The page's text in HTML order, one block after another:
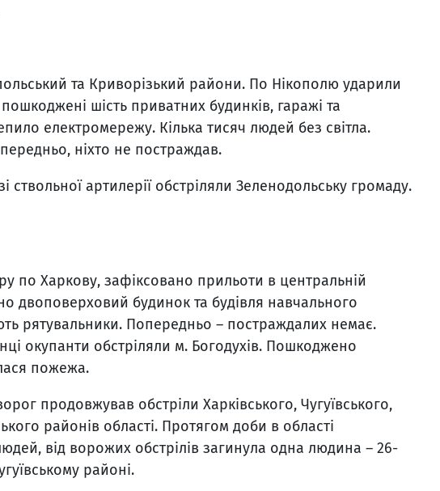
та Криворізький райони. По Нікополю ударили
шість приватних будинків, гаражі та
електромережу. Кілька тисяч людей без світла.
ніхто не постраждав.
ствольної артилерії обстріляли Зеленодольську громаду.
по Харкову, зафіксовано прильоти в центральній
двоповерховий будинок та будівля навчального
рятувальники. Попередньо – постраждалих немає.
окупанти обстріляли м. Богодухів. Пошкоджено
пожежа.
продовжував обстріли Харківського, Чугуївського,
районів області. Протягом доби в області
від ворожих обстрілів загинула одна людина – 26-
районі.